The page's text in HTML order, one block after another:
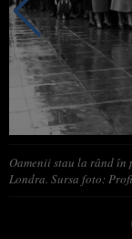
Oamenii stau la rând
Londra. Sursa foto: